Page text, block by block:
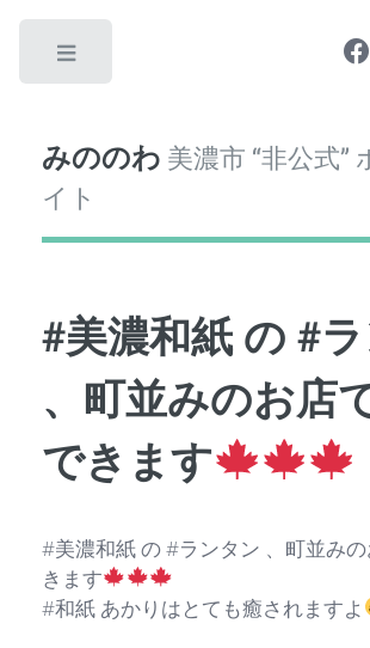
みののわ 美濃市 “非公式”
イト
#美濃和紙 の #
、町並みのお店
できます
#美濃和紙 の #ランタン 、町並み
きます
#和紙 あかりはとても癒されますよ